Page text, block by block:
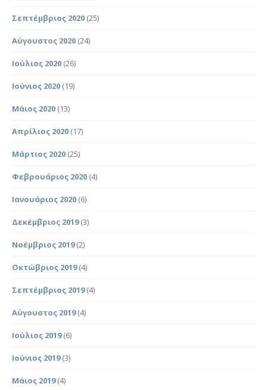
Σεπτέμβριος 2020 (25)
Αύγουστος 2020 (24)
Ιούλιος 2020 (26)
Ιούνιος 2020 (19)
Μάιος 2020 (13)
Απρίλιος 2020 (17)
Μάρτιος 2020 (25)
Φεβρουάριος 2020 (4)
Ιανουάριος 2020 (6)
Δεκέμβριος 2019(3)
Νοέμβριος 2019(2)
Οκτώβριος 2019(4)
Σεπτέμβριος 2019(4)
Αύγουστος 2019(4)
Ιούλιος 2019(6)
Ιούνιος 2019(3)
Μάιος 2019(4)